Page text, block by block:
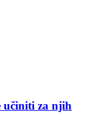
učiniti za njih